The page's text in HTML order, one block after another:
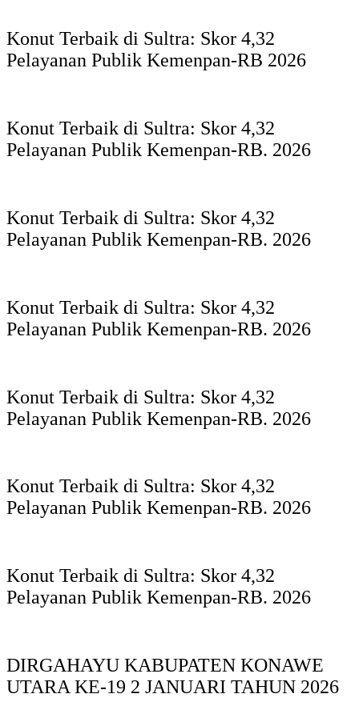
Konut Terbaik di Sultra: Skor 4,32
Pelayanan Publik Kemenpan-RB 2026
Konut Terbaik di Sultra: Skor 4,32
Pelayanan Publik Kemenpan-RB. 2026
Konut Terbaik di Sultra: Skor 4,32
Pelayanan Publik Kemenpan-RB. 2026
Konut Terbaik di Sultra: Skor 4,32
Pelayanan Publik Kemenpan-RB. 2026
Konut Terbaik di Sultra: Skor 4,32
Pelayanan Publik Kemenpan-RB. 2026
Konut Terbaik di Sultra: Skor 4,32
Pelayanan Publik Kemenpan-RB. 2026
Konut Terbaik di Sultra: Skor 4,32
Pelayanan Publik Kemenpan-RB. 2026
DIRGAHAYU KABUPATEN KONAWE
UTARA KE-19 2 JANUARI TAHUN 2026